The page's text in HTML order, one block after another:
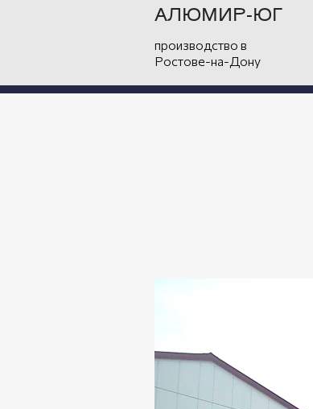
АЛЮМИР-ЮГ
производство в
Ростове-на-Дону
Окна и